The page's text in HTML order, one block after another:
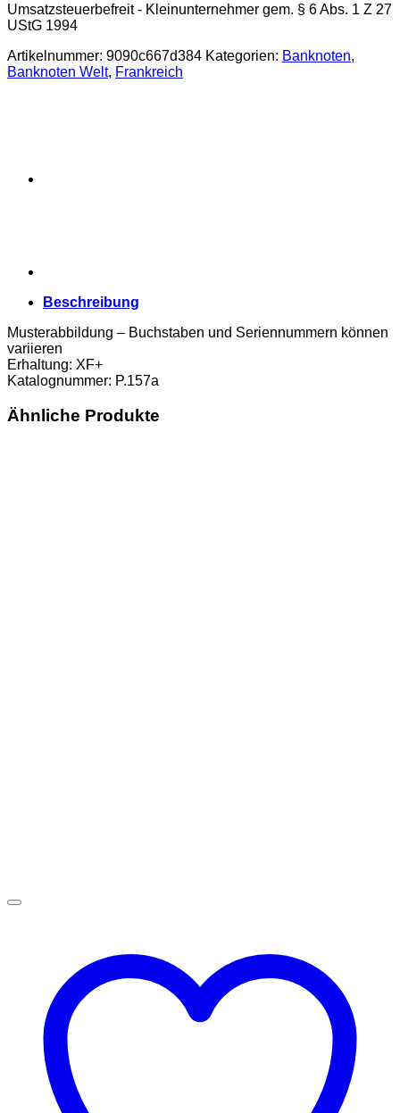
Umsatzsteuerbefreit - Kleinunternehmer gem. § 6 Abs. 1 Z 27
UStG 1994
Artikelnummer: 9090c667d384 Kategorien: Banknoten,
Banknoten Welt, Frankreich
Beschreibung
Musterabbildung – Buchstaben und Seriennummern können
variieren
Erhaltung: XF+
Katalognummer: P.157a
Ähnliche Produkte